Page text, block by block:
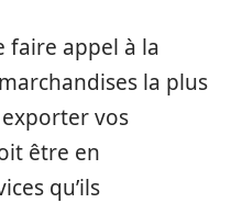
faire appel à la
la plus
vos
être en
qu’ils